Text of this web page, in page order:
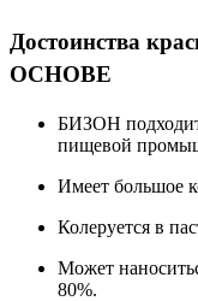
Достоинства
ОСНОВЕ
БИЗОН подходит
пищевой
Имеет большое
Колеруется в
Может
80%.